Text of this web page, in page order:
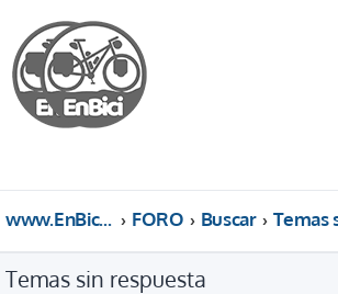
www.EnBici.eu FORO Buscar
Temas sin respuesta